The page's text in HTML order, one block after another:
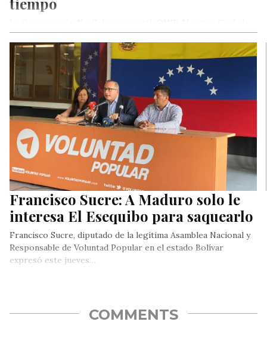
difundió este lunes el informe anual que recoge los datos de
la grave…
Francisco Sucre: A Maduro solo le
interesa El Esequibo para saquearlo
Francisco Sucre, diputado de la legítima Asamblea Nacional y
Responsable de Voluntad Popular en el estado Bolívar
expresó este jueves…
COMMENTS